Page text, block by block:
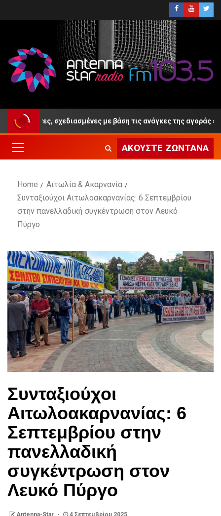
σχεδιασμένες με βάση τις ανάγκες της αγοράς
ΑΚΟΎΣΤΕ ΖΩΝΤΑΝΆ
Home
Αιτωλία & Ακαρνανία
Συνταξιούχοι Αιτωλοακαρνανίας: 6 Σεπτεμβρίου
στην πανελλαδική συγκέντρωση στον Λευκό
Πύργο
Συνταξιούχοι
Αιτωλοακαρνανίας: 6
Σεπτεμβρίου στην
πανελλαδική
συγκέντρωση στον
Λευκό Πύργο
Antenna-Star 4 Σεπτεμβρίου 2025